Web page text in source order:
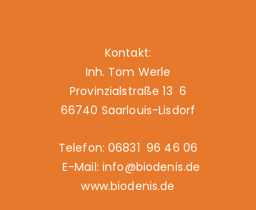
Kontakt:
Inh. Tom Werle
Provinzialstraße 13 6
66740 Saarlouis-Lisdorf
Telefon: 06831 96 46 06
E-Mail: info@biodenis.de
www.biodenis.de